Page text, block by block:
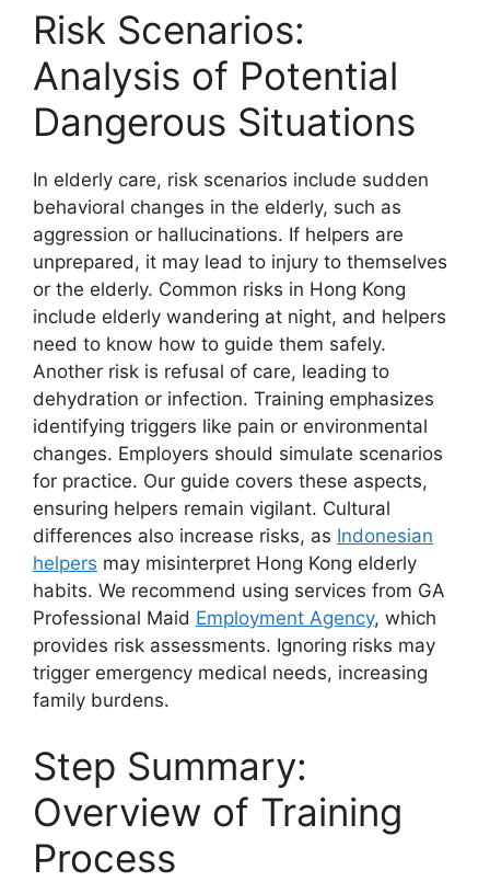
Risk Scenarios:
Analysis of Potential
Dangerous Situations
In elderly care, risk scenarios include sudden
behavioral changes in the elderly, such as
aggression or hallucinations. If helpers are
unprepared, it may lead to injury to themselves
or the elderly. Common risks in Hong Kong
include elderly wandering at night, and helpers
need to know how to guide them safely.
Another risk is refusal of care, leading to
dehydration or infection. Training emphasizes
identifying triggers like pain or environmental
changes. Employers should simulate scenarios
for practice. Our guide covers these aspects,
ensuring helpers remain vigilant. Cultural
differences also increase risks, as Indonesian
helpers may misinterpret Hong Kong elderly
habits. We recommend using services from GA
Professional Maid Employment Agency, which
provides risk assessments. Ignoring risks may
trigger emergency medical needs, increasing
family burdens.
Step Summary:
Overview of Training
Process